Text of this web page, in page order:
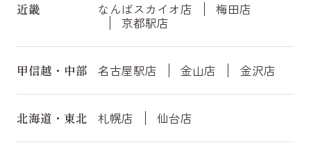
近畿 なんばスカイオ店
梅田店
京都駅店
甲信越・中部 名古屋駅店 金山店 金沢店
北海道・東北 札幌店 仙台店